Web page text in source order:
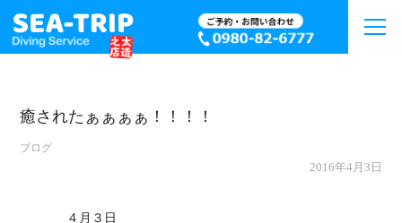
癒されたぁぁぁぁ！！！！
ブログ
2016年4月3日